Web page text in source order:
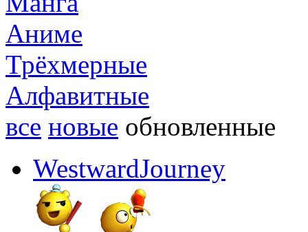
Аниме
Трёхмерные
Алфавитные
все новые обновленные
WestwardJourney